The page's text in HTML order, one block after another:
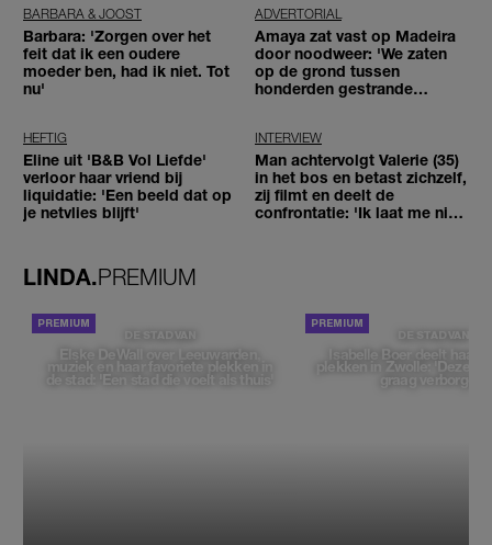
BARBARA & JOOST
Barbara: 'Zorgen over het
feit dat ik een oudere
moeder ben, had ik niet. Tot
nu'
ADVERTORIAL
Amaya zat vast op Madeira
door noodweer: 'We zaten
op de grond tussen
honderden gestrande
HEFTIG
Eline uit 'B&B Vol Liefde'
verloor haar vriend bij
liquidatie: 'Een beeld dat op
je netvlies blijft'
INTERVIEW
Man achtervolgt Valerie (35)
in het bos en betast zichzelf,
zij filmt en deelt de
confrontatie: 'Ik laat me niet
LINDA.PREMIUM
DE STAD VAN
Elske DeWall over Leeuwarden,
muziek en haar favoriete plekken in
de stad: 'Een stad die voelt als thuis'
DE STAD VAN
Isabelle Boer deelt haar
plekken in Zwolle: 'Deze
graag verborgen'